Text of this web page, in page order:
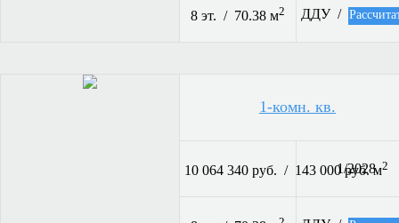
8 эт. / 70.38 м2 ДДУ /
1-комн. кв.
10 064 340 руб. / 143 000 руб. м2
1/2028